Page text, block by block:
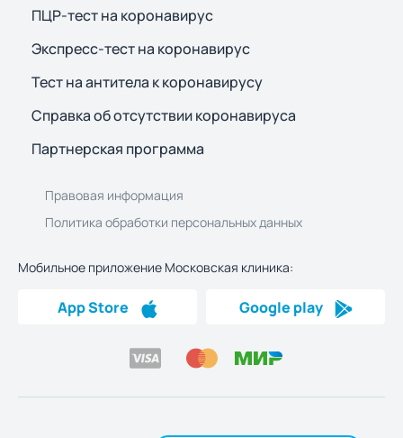
ПЦР-тест на коронавирус
Экспресс-тест на коронавирус
Тест на антитела к коронавирусу
Справка об отсутствии коронавируса
Партнерская программа
Правовая информация
Политика обработки персональных данных
Мобильное приложение Московская клиника:
App Store Google play